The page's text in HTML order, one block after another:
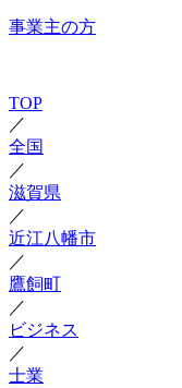
事業主の方
TOP
／
全国
／
滋賀県
／
近江八幡市
／
鷹飼町
／
ビジネス
／
士業